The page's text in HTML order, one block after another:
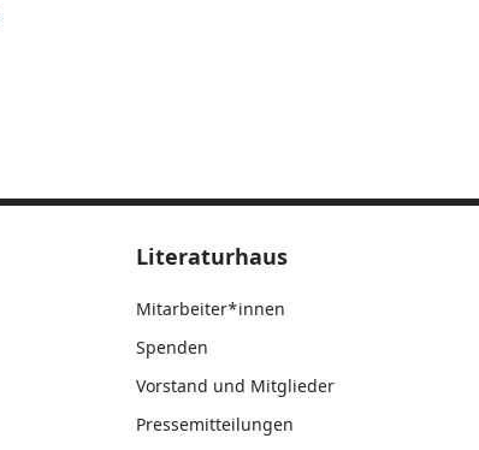
Literaturhaus
Mitarbeiter*innen
Spenden
Vorstand und Mitglieder
Pressemitteilungen